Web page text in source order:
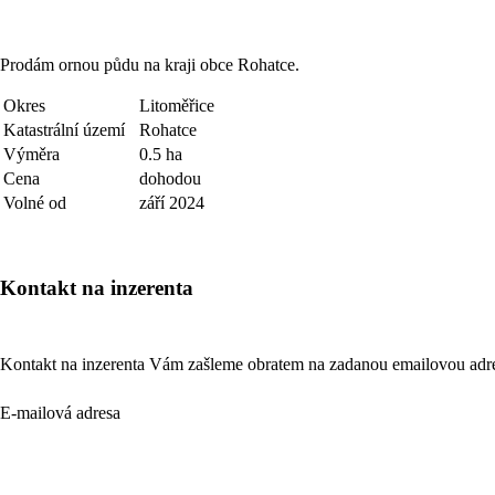
Prodám ornou půdu na kraji obce Rohatce.
Okres
Litoměřice
Katastrální území
Rohatce
Výměra
0.5 ha
Cena
dohodou
Volné od
září 2024
Kontakt na inzerenta
Kontakt na inzerenta Vám zašleme obratem na zadanou emailovou
E-mailová adresa